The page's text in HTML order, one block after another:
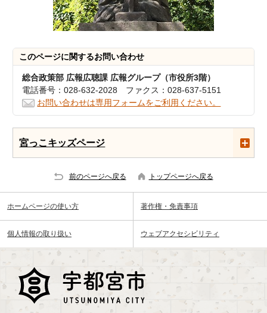
このページに関するお問い合わせ
総合政策部 広報広聴課 広報グループ（市役所3階）
電話番号：028-632-2028 ファクス：028-637-5151
お問い合わせは専用フォームをご利用ください。
宮っこキッズページ
前のページへ戻る トップページへ戻る
ホームページの使い方 著作権・免責事項
個人情報の取り扱い ウェブアクセシビリティ